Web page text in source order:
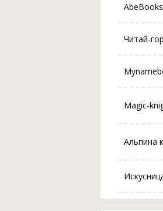
AbeBooks
Читай-
Magic-
Альпина